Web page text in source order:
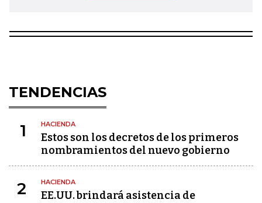
TENDENCIAS
1 HACIENDA
Estos son los decretos de los primeros
nombramientos del nuevo gobierno
2 HACIENDA
EE.UU. brindará asistencia de